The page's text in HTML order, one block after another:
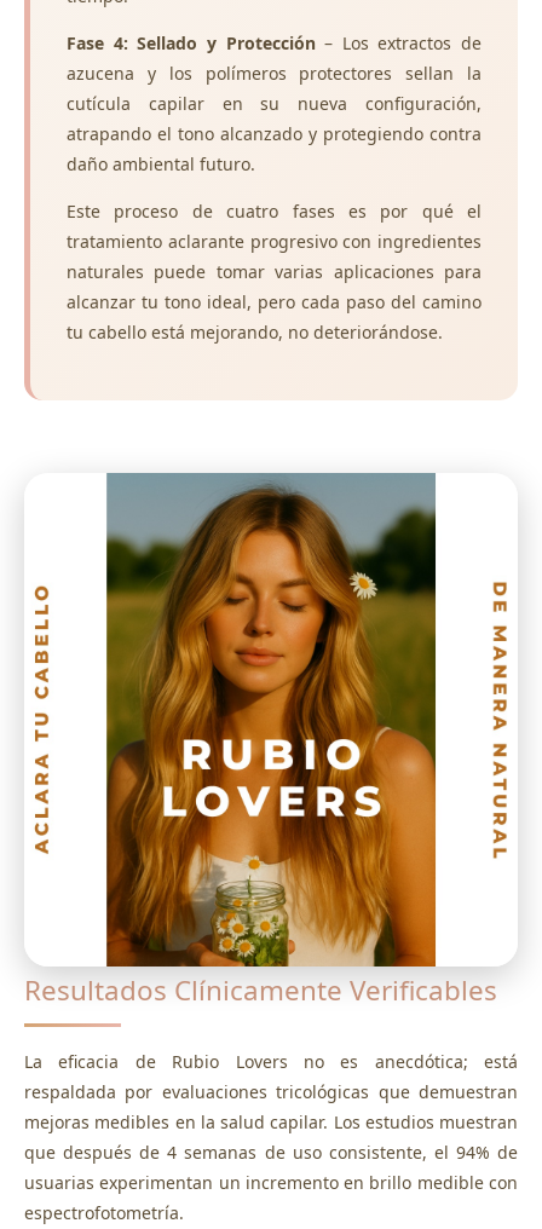
Fase 4: Sellado y Protección– Los extractos de
azucena y los polímeros protectores sellan la
cutícula capilar en su nueva configuración,
atrapando el tono alcanzado y protegiendo contra
daño ambiental futuro.
Este proceso de cuatro fases es por qué el
tratamiento aclarante progresivo con ingredientes
naturales puede tomar varias aplicaciones para
alcanzar tu tono ideal, pero cada paso del camino
tu cabello está mejorando, no deteriorándose.
Resultados Clínicamente Verificables
La eficacia de Rubio Lovers no es anecdótica; está
respaldada por evaluaciones tricológicas que demuestran
mejoras medibles en la salud capilar. Los estudios muestran
que después de 4 semanas de uso consistente, el 94% de
usuarias experimentan un incremento en brillo medible con
espectrofotometría.